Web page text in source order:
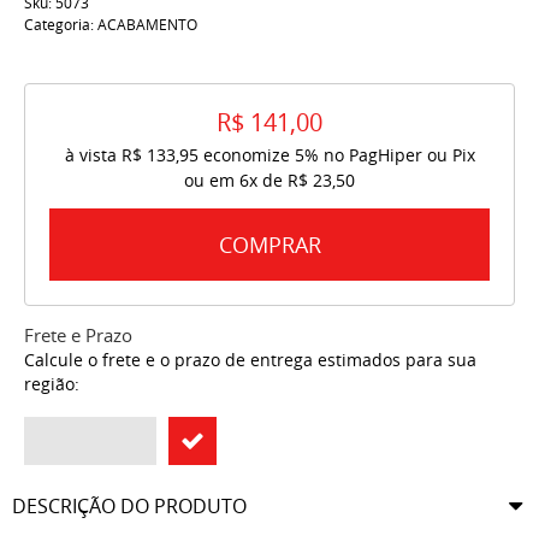
Categoria:ACABAMENTO
R$ 141,00
à vista R$ 133,95economize 5% no PagHiper ou Pix
ou em 6x de R$ 23,50
COMPRAR
Frete e Prazo
Calcule o frete e o prazo de entrega estimados para sua
região:
DESCRIÇÃO DO PRODUTO